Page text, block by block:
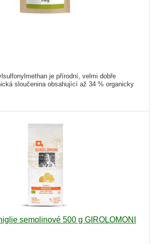
je přírodní, velmi dobře
sloučenina obsahující až 34 % organicky
semolinové 500 g GIROLOMONI